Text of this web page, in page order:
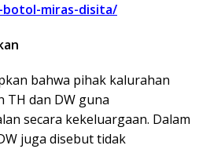
botol-miras-disita/
bahwa pihak kalurahan
TH dan DW guna
secara kekeluargaan. Dalam
juga disebut tidak